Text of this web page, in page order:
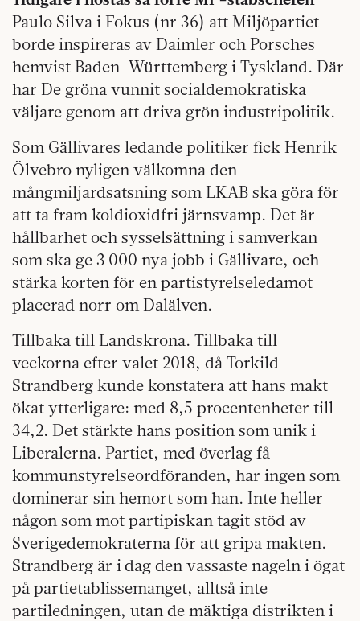
Paulo Silva i Fokus (nr 36) att Miljöpartiet
borde inspireras av Daimler och Porsches
hemvist Baden-Württemberg i Tyskland. Där
har De gröna vunnit socialdemokratiska
väljare genom att driva grön industripolitik.
Som Gällivares ledande politiker fick Henrik
Ölvebro nyligen välkomna den
mångmiljardsatsning som LKAB ska göra för
att ta fram koldioxidfri järnsvamp. Det är
hållbarhet och sysselsättning i samverkan
som ska ge 3 000 nya jobb i Gällivare, och
stärka korten för en partistyrelseledamot
placerad norr om Dalälven.
Tillbaka till Landskrona. Tillbaka till
veckorna efter valet 2018, då Torkild
Strandberg kunde konstatera att hans makt
ökat ytterligare: med 8,5 procentenheter till
34,2. Det stärkte hans position som unik i
Liberalerna. Partiet, med överlag få
kommunstyrelseordföranden, har ingen som
dominerar sin hemort som han. Inte heller
någon som mot partipiskan tagit stöd av
Sverigedemokraterna för att gripa makten.
Strandberg är i dag den vassaste nageln i ögat
på partietablissemanget, alltså inte
partiledningen, utan de mäktiga distrikten i